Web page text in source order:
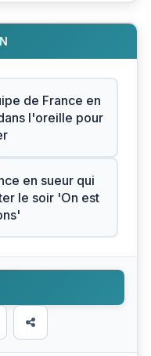
de France en
l'oreille pour
en sueur qui
le soir 'On est